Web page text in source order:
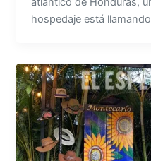
hospedaje está